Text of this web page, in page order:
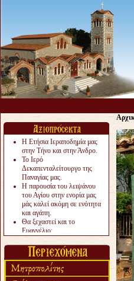
Η Ετήσια Ιεραποδημία μας
στην Τήνο και στην Άνδρο.
Το Ιερό
Δεκαπενταλείτουργο της
Παναγίας μας.
Η παρουσία του λειψάνου
του Αγίου στην ενορία μας
μάς καλεί ακόμη σε ενότητα
και αγάπη.
Θα ξεχαστεί και το
Ευαγγέλιο;
«πολύ αργά».
Ζητείται....